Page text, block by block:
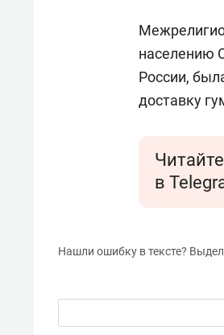
населению
России,
доставку
в
Нашли ошибку в тексте?